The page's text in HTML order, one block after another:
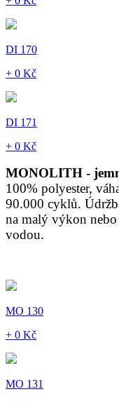
DI 170
+ 0 Kč
DI 171
+ 0 Kč
MONOLITH -
100% polyester,
90.000 cyklů.
na malý výkon
vodou.
MO 130
+ 0 Kč
MO 131